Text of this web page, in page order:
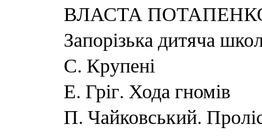
ВЛАСТА ПОТАПЕНКО –
Запорізька дитяча
С. Крупені
Е. Гріг. Хода гномів
П. Чайковський.